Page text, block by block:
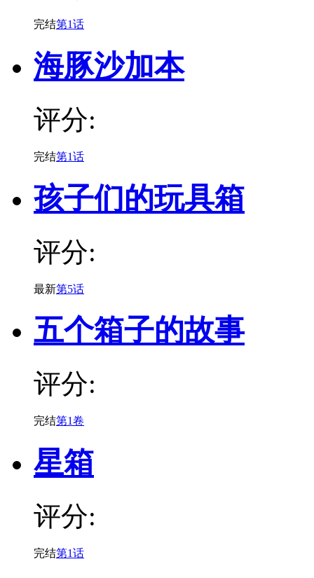
完结第1话
海豚沙加本
评分:
完结第1话
孩子们的玩具箱
评分:
最新第5话
五个箱子的故事
评分:
完结第1卷
星箱
评分:
完结第1话